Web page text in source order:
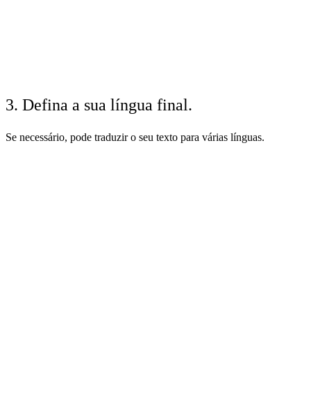
3. Defina a sua língua final.
Se necessário, pode traduzir o seu texto para várias línguas.